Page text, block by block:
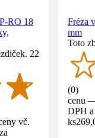
RO 18
22
vč.
Fréza
mm
Toto
(0)
cenu
DPH a
ks